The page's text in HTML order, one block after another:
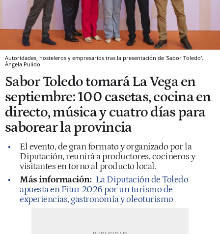
Autoridades, hosteleros y empresarios tras la presentación de 'Sabor Toledo'.
Ángela Pulido
Sabor Toledo tomará La Vega en
septiembre: 100 casetas, cocina en
directo, música y cuatro días para
saborear la provincia
El evento, de gran formato y organizado por la
Diputación, reunirá a productores, cocineros y
visitantes en torno al producto local.
Más información: La Diputación de Toledo
apuesta en Fitur 2026 por un turismo de
experiencias, gastronomía y oleoturismo